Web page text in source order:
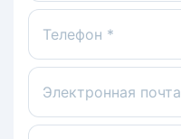
Телефон *
Электронная почта